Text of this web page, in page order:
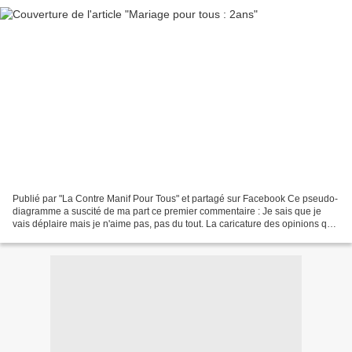
Publié par "La Contre Manif Pour Tous" et partagé sur Facebook Ce pseudo-
diagramme a suscité de ma part ce premier commentaire : Je sais que je
vais déplaire mais je n'aime pas, pas du tout. La caricature des opinions qui